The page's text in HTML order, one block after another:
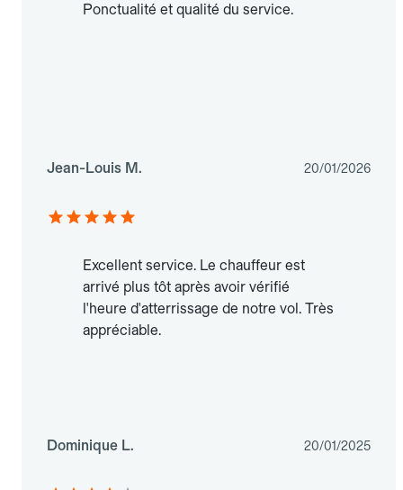
Ponctualité et qualité du service.
Jean-Louis M. 20/01/2026
Excellent service. Le chauffeur est
arrivé plus tôt après avoir vérifié
l'heure d'atterrissage de notre vol. Très
appréciable.
Dominique L. 20/01/2025